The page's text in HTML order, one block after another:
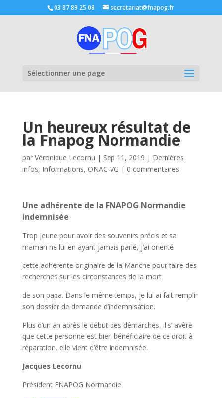
03 87 89 25 08 secretariat@fnapog.fr
Sélectionner une page
Un heureux résultat de
la Fnapog Normandie
par Véronique Lecornu | Sep 11, 2019 | Dernières
infos, Informations, ONAC-VG | 0 commentaires
Une adhérente de la FNAPOG Normandie
indemnisée
Trop jeune pour avoir des souvenirs précis et sa
maman ne lui en ayant jamais parlé, j’ai orienté
cette adhérente originaire de la Manche pour faire des
recherches sur les circonstances de la mort
de son papa. Dans le même temps, je lui ai fait remplir
son dossier de demande d’indemnisation.
Plus d’un an après le début des démarches, il s’ avère
que cette personne est bien bénéficiaire de ce droit à
réparation, elle vient d’être indemnisée.
Jacques Lecornu
Président FNAPOG Normandie